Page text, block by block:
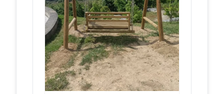
do Minho - Viagens
- MAGG
A verdadeira essência de Vieira do
Minho também se sente pelos sons,
como os chocalhos ou o mugido do
gado barrosão, e o...
Baloiço de
Cantelães (Vieira
abaloicar.com